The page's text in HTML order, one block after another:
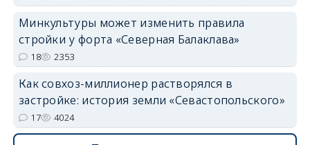
Минкультуры может изменить правила
стройки у форта «Северная Балаклава»
18 2353
Как совхоз-миллионер растворялся в
застройке: история земли «Севастопольского»
17 4024